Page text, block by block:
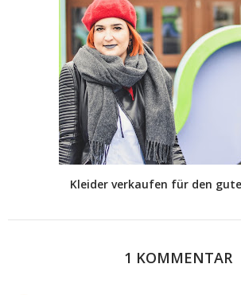
Kleider verkaufen für den
1 KOMMENTAR